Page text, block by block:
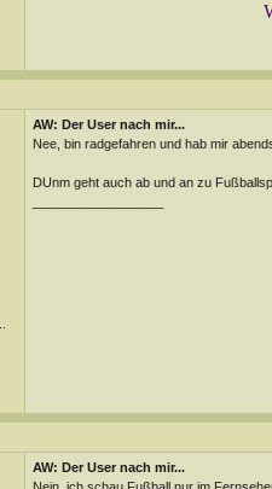
AW: Der User nach mir...
Nee, bin radgefahren und hab mir
DUnm geht auch ab und an zu
AW: Der User nach mir...